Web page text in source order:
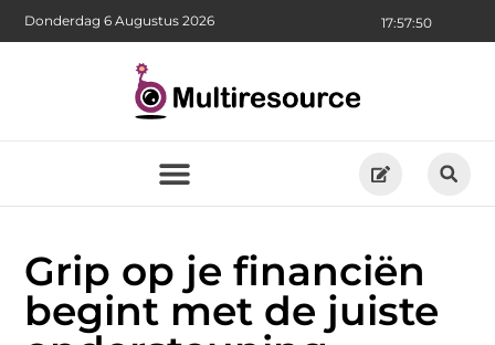
17:57:51
Donderdag 6 Augustus 2026
Grip op je financiën
begint met de juiste